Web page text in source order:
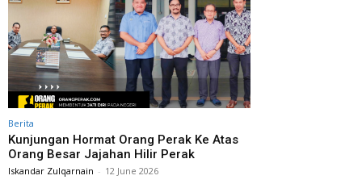
Berita
Kunjungan Hormat Orang Perak Ke Atas
Orang Besar Jajahan Hilir Perak
Iskandar Zulqarnain - 12 June 2026